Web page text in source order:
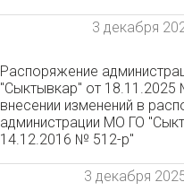
3 декабря
Распоряжение
"Сыктывкар" от
внесении изменений в
администрации МО ГО
14.12.2016 № 512-р"
3 декабря